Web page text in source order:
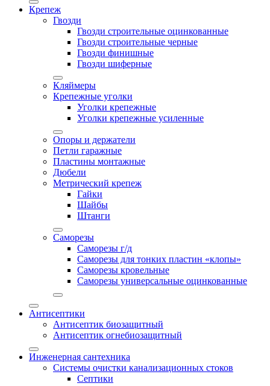
Крепеж
Гвозди
Гвозди строительные оцинкованные
Гвозди строительные черные
Гвозди финишные
Гвозди шиферные
Кляймеры
Крепежные уголки
Уголки крепежные
Уголки крепежные усиленные
Опоры и держатели
Петли гаражные
Пластины монтажные
Дюбели
Метрический крепеж
Гайки
Шайбы
Штанги
Саморезы
Саморезы г/д
Саморезы для тонких пластин «клопы»
Саморезы кровельные
Саморезы универсальные оцинкованные
Антисептики
Антисептик биозащитный
Антисептик огнебиозащитный
Инженерная сантехника
Системы очистки канализационных стоков
Септики